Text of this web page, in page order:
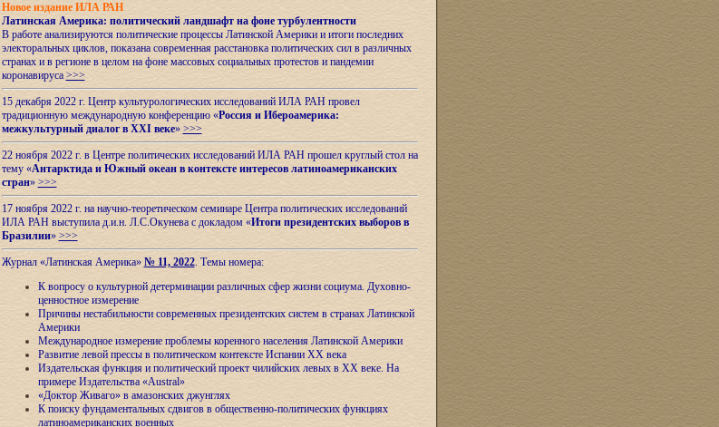
Новое издание ИЛА РАН
Латинская Америка: политический ландшафт на фоне турбулентности
В работе анализируются политические процессы Латинской Америки и итоги последних
электоральных циклов, показана современная расстановка политических сил в различных
странах и в регионе в целом на фоне массовых социальных протестов и пандемии
коронавируса >>>
15 декабря 2022 г. Центр культурологических исследований ИЛА РАН провел
традиционную международную конференцию «Россия и Ибероамерика:
межкультурный диалог в XXI веке» >>>
22 ноября 2022 г. в Центре политических исследований ИЛА РАН прошел круглый стол на
тему «Антарктида и Южный океан в контексте интересов латиноамериканских
стран» >>>
17 ноября 2022 г. на научно-теоретическом семинаре Центра политических исследований
ИЛА РАН выступила д.и.н. Л.С.Окунева с докладом «Итоги президентских выборов в
Бразилии» >>>
Журнал «Латинская Америка» № 11, 2022. Темы номера:
К вопросу о культурной детерминации различных сфер жизни социума. Духовно-
ценностное измерение
Причины нестабильности современных президентских систем в странах Латинской
Америки
Международное измерение проблемы коренного населения Латинской Америки
Развитие левой прессы в политическом контексте Испании XX века
Издательская функция и политический проект чилийских левых в XX веке. На
примере Издательства «Austral»
«Доктор Живаго» в амазонских джунглях
К поиску фундаментальных сдвигов в общественно-политических функциях
латиноамериканских военных